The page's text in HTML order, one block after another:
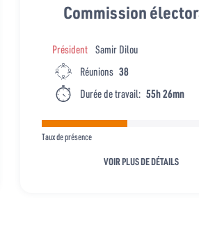
Commission
Président Samir Dilou
Réunions 38
Durée de travail: 55h 26mn
Taux de présence
VOIR PLUS DE DÉTAILS